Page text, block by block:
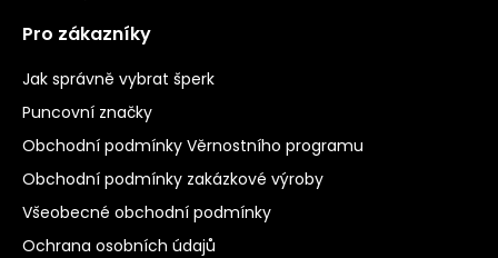
Pro zákazníky
Jak správně vybrat šperk
Puncovní značky
Obchodní podmínky Věrnostního programu
Obchodní podmínky zakázkové výroby
Všeobecné obchodní podmínky
Ochrana osobních údajů